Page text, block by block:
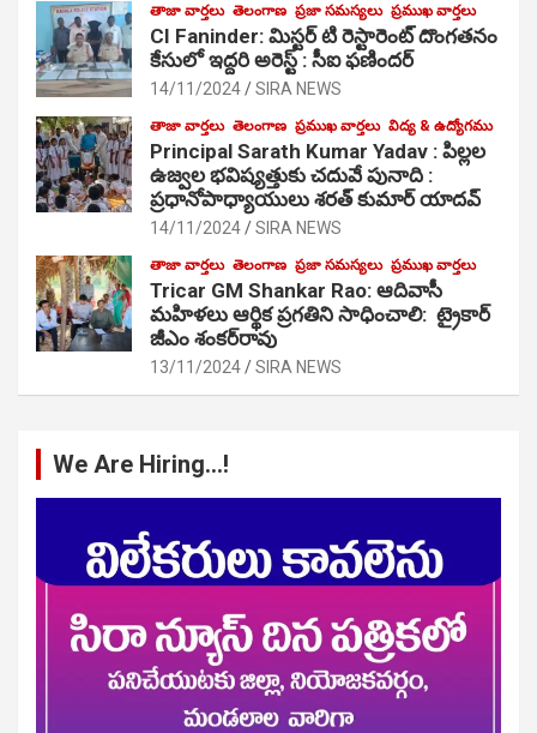
తాజా వార్తలు తెలంగాణ ప్రజా సమస్యలు ప్రముఖ వార్తలు
CI Faninder: మిస్టర్ టి రెస్టారెంట్ దొంగతనం
కేసులో ఇద్దరి అరెస్ట్ : సీఐ ఫణిందర్
14/11/2024 SIRA NEWS
తాజా వార్తలు తెలంగాణ ప్రముఖ వార్తలు విద్య & ఉద్యోగము
Principal Sarath Kumar Yadav : పిల్లల
ఉజ్వల భవిష్యత్తుకు చదువే పునాది :
ప్రధానోపాధ్యాయులు శరత్ కుమార్ యాదవ్
14/11/2024 SIRA NEWS
తాజా వార్తలు తెలంగాణ ప్రజా సమస్యలు ప్రముఖ వార్తలు
Tricar GM Shankar Rao: ఆదివాసీ
మహిళలు ఆర్థిక ప్రగతిని సాధించాలి: ట్రైకార్
జీఎం శంకర్‌రావు
13/11/2024 SIRA NEWS
We Are Hiring…!